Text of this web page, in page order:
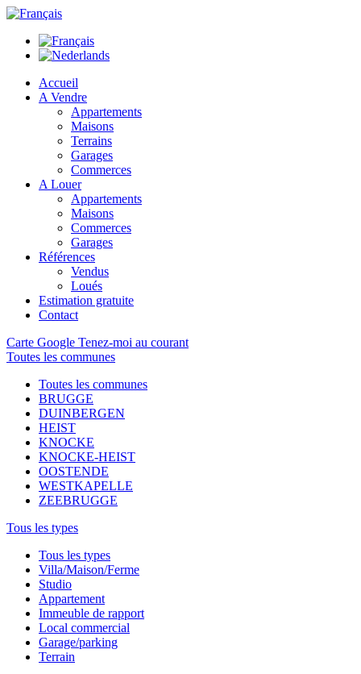
Accueil
A Vendre
Appartements
Maisons
Terrains
Garages
Commerces
A Louer
Appartements
Maisons
Commerces
Garages
Références
Vendus
Loués
Estimation gratuite
Contact
Carte Google Tenez-moi au courant
Toutes les communes
Toutes les communes
BRUGGE
DUINBERGEN
HEIST
KNOCKE
KNOCKE-HEIST
OOSTENDE
WESTKAPELLE
ZEEBRUGGE
Tous les types
Tous les types
Villa/Maison/Ferme
Studio
Appartement
Immeuble de rapport
Local commercial
Garage/parking
Terrain